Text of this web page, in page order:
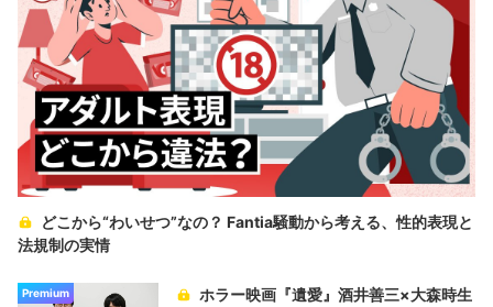
どこから“わいせつ”なの？ Fantia騒動から考える、性的表現と
法規制の実情
Premium
ホラー映画『遺愛』酒井善三×大森時生